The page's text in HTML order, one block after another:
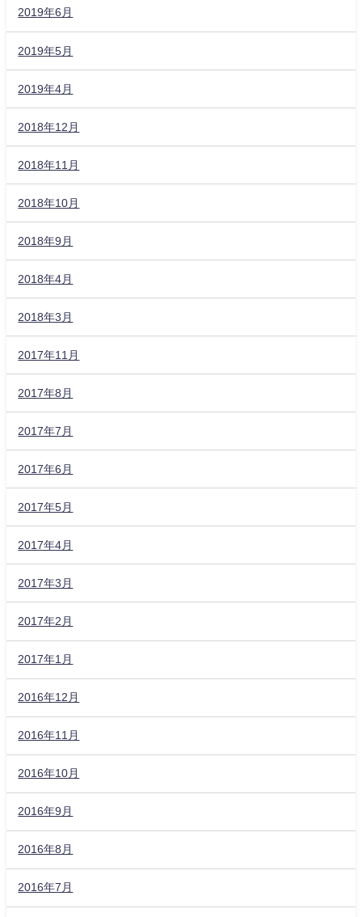
2019年6月
2019年5月
2019年4月
2018年12月
2018年11月
2018年10月
2018年9月
2018年4月
2018年3月
2017年11月
2017年8月
2017年7月
2017年6月
2017年5月
2017年4月
2017年3月
2017年2月
2017年1月
2016年12月
2016年11月
2016年10月
2016年9月
2016年8月
2016年7月